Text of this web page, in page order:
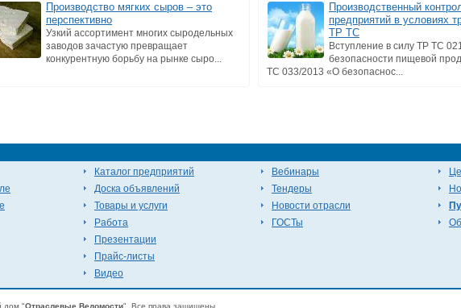
Производство мягких сыров – это
перспективно
Узкий ассортимент многих сыродельных
заводов зачастую превращает
конкурентную борьбу на рынке сыро...
Производственный
предприятий в условиях
ТР ТС
Вступление в силу ТР ТС
безопасности пищевой
ТС 033/2013 «О безопаснос...
Каталог предприятий
Доска объявлений
Товары и услуги
Работа
Презентации
Прайс-листы
Видео
Вебинары
Тендеры
Новости отрасли
ГОСТы
дом "Отраслевые Ведомости". Все права защищены